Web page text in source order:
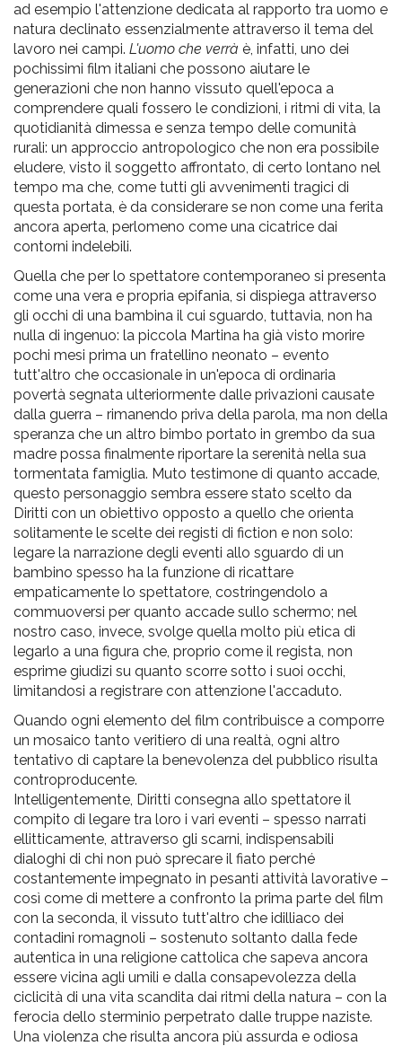
ad esempio l'attenzione dedicata al rapporto tra uomo e
natura declinato essenzialmente attraverso il tema del
lavoro nei campi. L'uomo che verrà è, infatti, uno dei
pochissimi film italiani che possono aiutare le
generazioni che non hanno vissuto quell'epoca a
comprendere quali fossero le condizioni, i ritmi di vita, la
quotidianità dimessa e senza tempo delle comunità
rurali: un approccio antropologico che non era possibile
eludere, visto il soggetto affrontato, di certo lontano nel
tempo ma che, come tutti gli avvenimenti tragici di
questa portata, è da considerare se non come una ferita
ancora aperta, perlomeno come una cicatrice dai
contorni indelebili.
Quella che per lo spettatore contemporaneo si presenta
come una vera e propria epifania, si dispiega attraverso
gli occhi di una bambina il cui sguardo, tuttavia, non ha
nulla di ingenuo: la piccola Martina ha già visto morire
pochi mesi prima un fratellino neonato – evento
tutt'altro che occasionale in un'epoca di ordinaria
povertà segnata ulteriormente dalle privazioni causate
dalla guerra – rimanendo priva della parola, ma non della
speranza che un altro bimbo portato in grembo da sua
madre possa finalmente riportare la serenità nella sua
tormentata famiglia. Muto testimone di quanto accade,
questo personaggio sembra essere stato scelto da
Diritti con un obiettivo opposto a quello che orienta
solitamente le scelte dei registi di fiction e non solo:
legare la narrazione degli eventi allo sguardo di un
bambino spesso ha la funzione di ricattare
empaticamente lo spettatore, costringendolo a
commuoversi per quanto accade sullo schermo; nel
nostro caso, invece, svolge quella molto più etica di
legarlo a una figura che, proprio come il regista, non
esprime giudizi su quanto scorre sotto i suoi occhi,
limitandosi a registrare con attenzione l'accaduto.
Quando ogni elemento del film contribuisce a comporre
un mosaico tanto veritiero di una realtà, ogni altro
tentativo di captare la benevolenza del pubblico risulta
controproducente.
Intelligentemente, Diritti consegna allo spettatore il
compito di legare tra loro i vari eventi – spesso narrati
ellitticamente, attraverso gli scarni, indispensabili
dialoghi di chi non può sprecare il fiato perché
costantemente impegnato in pesanti attività lavorative –
così come di mettere a confronto la prima parte del film
con la seconda, il vissuto tutt'altro che idilliaco dei
contadini romagnoli – sostenuto soltanto dalla fede
autentica in una religione cattolica che sapeva ancora
essere vicina agli umili e dalla consapevolezza della
ciclicità di una vita scandita dai ritmi della natura – con la
ferocia dello sterminio perpetrato dalle truppe naziste.
Una violenza che risulta ancora più assurda e odiosa